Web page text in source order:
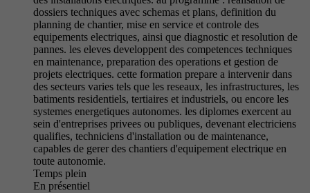
dossiers techniques avec schemas et plans, definition du
planning de chantier, mise en service et controle des
equipements electriques, ainsi que diagnostic et resolution de
pannes. les eleves developpent des competences techniques
en maintenance, preparation des operations et gestion de
projets electriques. cette formation prepare a intervenir dans
des secteurs varies tels que les reseaux, les infrastructures, les
batiments residentiels, tertiaires et industriels, ou encore les
systemes energetiques autonomes. les diplomes exercent au
sein d'entreprises privees ou publiques, devenant electriciens
qualifies, techniciens d'installation ou de maintenance,
capables de gerer des chantiers d'equipement electrique en
toute autonomie.
Temps plein
En présentiel